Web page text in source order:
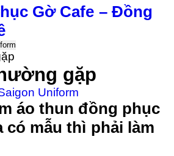
Gờ Cafe – Đồng
gặp
áo thun đồng phục
mẫu thì phải làm